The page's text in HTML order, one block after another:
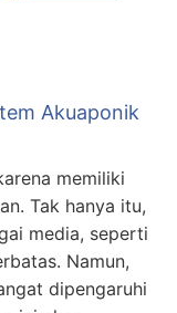
Akuaponik
memiliki
Tak hanya itu,
media, seperti
Namun,
dipengaruhi